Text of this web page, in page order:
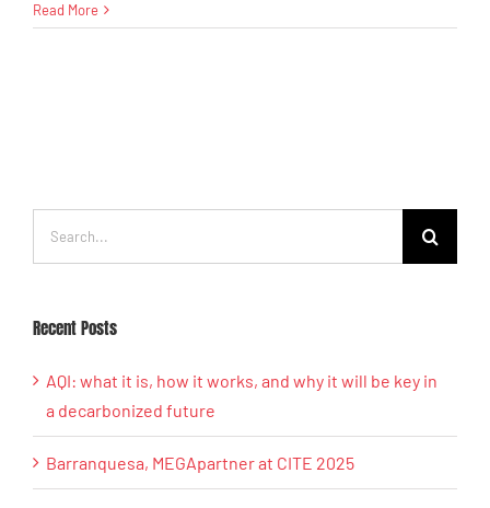
Read More
Recent Posts
AQI: what it is, how it works, and why it will be key in
a decarbonized future
Barranquesa, MEGApartner at CITE 2025